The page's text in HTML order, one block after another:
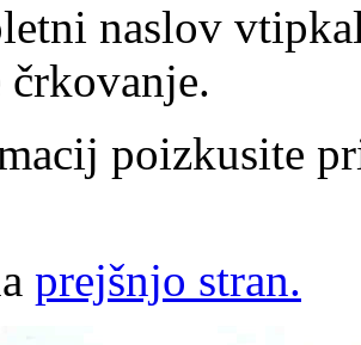
naslov
poizkusite
prejšnjo stran.